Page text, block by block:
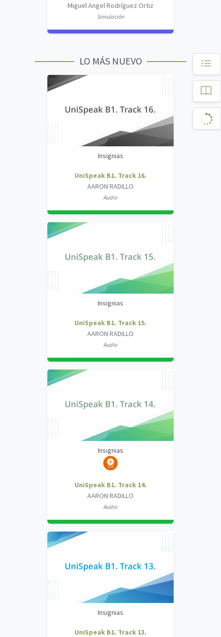
Miguel Angel Rodríguez Ortiz
Simulación
LO MÁS NUEVO
Insignias
UniSpeak B1. Track 16.
AARON RADILLO
Audio
Insignias
UniSpeak B1. Track 15.
AARON RADILLO
Audio
Insignias
UniSpeak B1. Track 14.
AARON RADILLO
Audio
Insignias
UniSpeak B1. Track 13.